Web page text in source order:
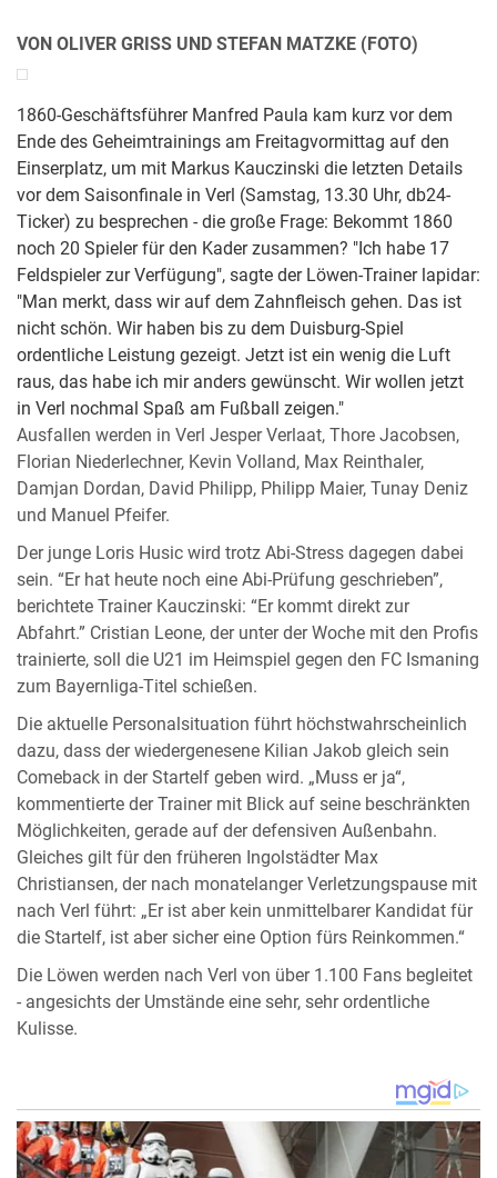
VON OLIVER GRISS UND STEFAN MATZKE (FOTO)
1860-Geschäftsführer Manfred Paula kam kurz vor dem
Ende des Geheimtrainings am Freitagvormittag auf den
Einserplatz, um mit Markus Kauczinski die letzten Details
vor dem Saisonfinale in Verl (Samstag, 13.30 Uhr, db24-
Ticker) zu besprechen - die große Frage: Bekommt 1860
noch 20 Spieler für den Kader zusammen? "Ich habe 17
Feldspieler zur Verfügung", sagte der Löwen-Trainer lapidar:
"Man merkt, dass wir auf dem Zahnfleisch gehen. Das ist
nicht schön. Wir haben bis zu dem Duisburg-Spiel
ordentliche Leistung gezeigt. Jetzt ist ein wenig die Luft
raus, das habe ich mir anders gewünscht. Wir wollen jetzt
in Verl nochmal Spaß am Fußball zeigen."
Ausfallen werden in Verl Jesper Verlaat, Thore Jacobsen,
Florian Niederlechner, Kevin Volland, Max Reinthaler,
Damjan Dordan, David Philipp, Philipp Maier, Tunay Deniz
und Manuel Pfeifer.
Der junge Loris Husic wird trotz Abi-Stress dagegen dabei
sein. “Er hat heute noch eine Abi-Prüfung geschrieben”,
berichtete Trainer Kauczinski: “Er kommt direkt zur
Abfahrt.” Cristian Leone, der unter der Woche mit den Profis
trainierte, soll die U21 im Heimspiel gegen den FC Ismaning
zum Bayernliga-Titel schießen.
Die aktuelle Personalsituation führt höchstwahrscheinlich
dazu, dass der wiedergenesene Kilian Jakob gleich sein
Comeback in der Startelf geben wird. „Muss er ja“,
kommentierte der Trainer mit Blick auf seine beschränkten
Möglichkeiten, gerade auf der defensiven Außenbahn.
Gleiches gilt für den früheren Ingolstädter Max
Christiansen, der nach monatelanger Verletzungspause mit
nach Verl führt: „Er ist aber kein unmittelbarer Kandidat für
die Startelf, ist aber sicher eine Option fürs Reinkommen.“
Die Löwen werden nach Verl von über 1.100 Fans begleitet
- angesichts der Umstände eine sehr, sehr ordentliche
Kulisse.